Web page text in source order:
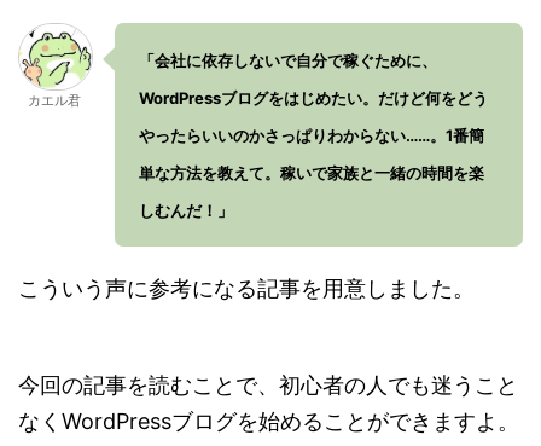
カエル君
「会社に依存しないで自分で稼ぐために、
WordPressブログをはじめたい。だけど何をどう
やったらいいのかさっぱりわからない……。1番簡
単な方法を教えて。稼いで家族と一緒の時間を楽
しむんだ！」
こういう声に参考になる記事を用意しました。
今回の記事を読むことで、初心者の人でも迷うこと
なくWordPressブログを始めることができますよ。